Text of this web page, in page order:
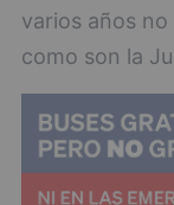
varios años
como son la